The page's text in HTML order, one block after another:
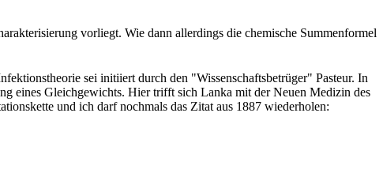
vorliegt. Wie dann allerdings die chemische Summenformel
sei initiiert durch den "Wissenschaftsbetrüger" Pasteur. In
eines Gleichgewichts. Hier trifft sich Lanka mit der Neuen Medizin des
und ich darf nochmals das Zitat aus 1887 wiederholen: